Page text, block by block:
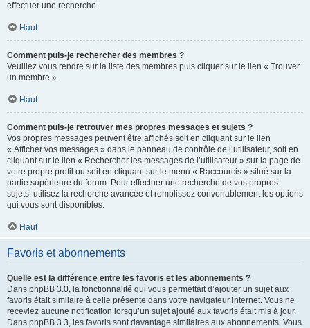
effectuer une recherche.
Haut
Comment puis-je rechercher des membres ?
Veuillez vous rendre sur la liste des membres puis cliquer sur le lien « Trouver
un membre ».
Haut
Comment puis-je retrouver mes propres messages et sujets ?
Vos propres messages peuvent être affichés soit en cliquant sur le lien
« Afficher vos messages » dans le panneau de contrôle de l’utilisateur, soit en
cliquant sur le lien « Rechercher les messages de l’utilisateur » sur la page de
votre propre profil ou soit en cliquant sur le menu « Raccourcis » situé sur la
partie supérieure du forum. Pour effectuer une recherche de vos propres
sujets, utilisez la recherche avancée et remplissez convenablement les options
qui vous sont disponibles.
Haut
Favoris et abonnements
Quelle est la différence entre les favoris et les abonnements ?
Dans phpBB 3.0, la fonctionnalité qui vous permettait d’ajouter un sujet aux
favoris était similaire à celle présente dans votre navigateur internet. Vous ne
receviez aucune notification lorsqu’un sujet ajouté aux favoris était mis à jour.
Dans phpBB 3.3, les favoris sont davantage similaires aux abonnements. Vous